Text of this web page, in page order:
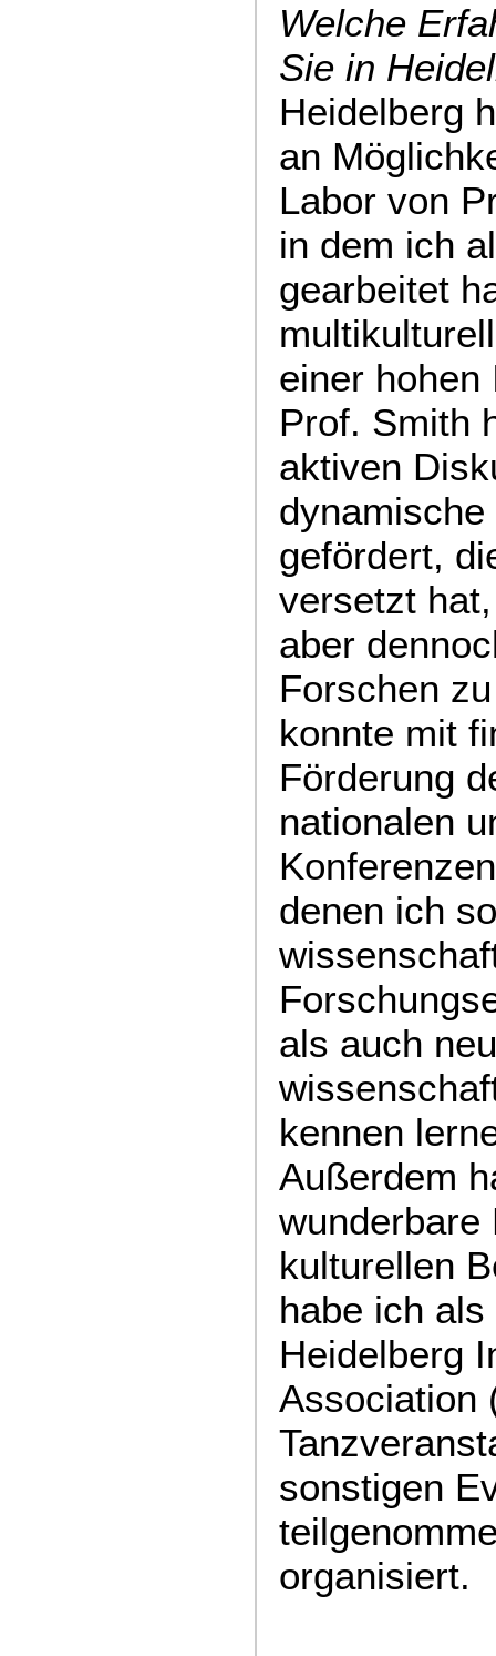
Welche
Sie in
Heidelberg
an
Labor von
in dem ich
gearbeitet
einer
Prof. Smith
aktiven
gefördert,
versetzt
aber
Forschen
konnte mit
Förderung
nationalen
denen ich
als auch
kennen
Außerdem
wunderbare
kulturellen
habe ich
Heidelberg
Association
sonstigen
organisiert.